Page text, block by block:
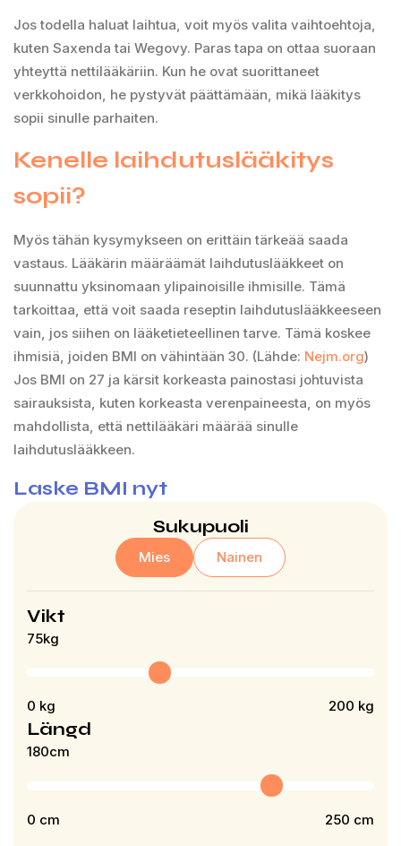
Jos todella haluat laihtua, voit myös valita vaihtoehtoja,
kuten Saxenda tai Wegovy. Paras tapa on ottaa suoraan
yhteyttä nettilääkäriin. Kun he ovat suorittaneet
verkkohoidon, he pystyvät päättämään, mikä lääkitys
sopii sinulle parhaiten.
Kenelle laihdutuslääkitys
sopii?
Myös tähän kysymykseen on erittäin tärkeää saada
vastaus. Lääkärin määräämät laihdutuslääkkeet on
suunnattu yksinomaan ylipainoisille ihmisille. Tämä
tarkoittaa, että voit saada reseptin laihdutuslääkkeeseen
vain, jos siihen on lääketieteellinen tarve. Tämä koskee
ihmisiä, joiden BMI on vähintään 30. (Lähde: Nejm.org)
Jos BMI on 27 ja kärsit korkeasta painostasi johtuvista
sairauksista, kuten korkeasta verenpaineesta, on myös
mahdollista, että nettilääkäri määrää sinulle
laihdutuslääkkeen.
Laske BMI nyt
Sukupuoli
Mies Nainen
Vikt
75kg
0 kg 200 kg
Längd
180cm
0 cm 250 cm